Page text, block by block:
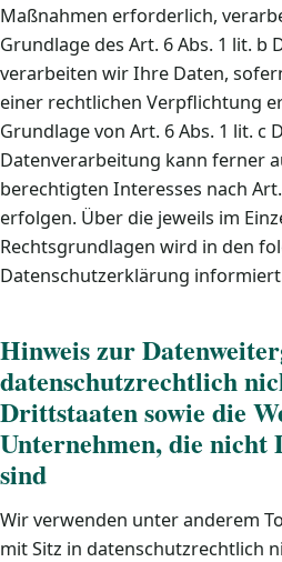
Maßnahmen erforderlich,
Grundlage des Art. 6 Abs. 1 lit. b
verarbeiten wir Ihre Daten,
einer rechtlichen Verpflichtung
Grundlage von Art. 6 Abs. 1 lit. c
Datenverarbeitung kann ferner
berechtigten Interesses nach Art.
erfolgen. Über die jeweils im
Rechtsgrundlagen wird in den
Datenschutzerklärung
Hinweis zur
datenschutzrechtlich
Drittstaaten sowie die
Unternehmen, die
sind
Wir verwenden unter anderem
mit Sitz in datenschutzrechtlich